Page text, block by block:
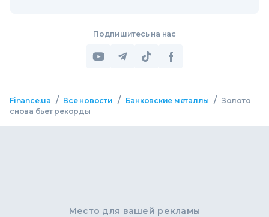
Подпишитесь на нас
Finance.ua / Все новости / Банковские металлы / Золото
снова бьет рекорды
Место для вашей рекламы